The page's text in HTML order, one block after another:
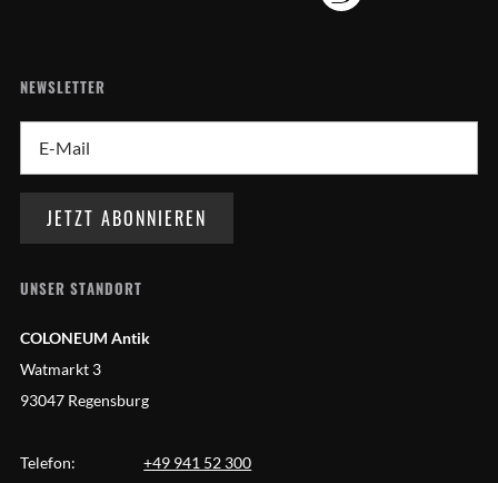
NEWSLETTER
UNSER STANDORT
COLONEUM Antik
Watmarkt 3
93047 Regensburg
Telefon:
+49 941 52 300